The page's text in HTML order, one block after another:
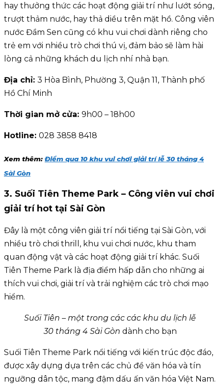
hay thưởng thức các hoạt động giải trí như lướt sóng,
trượt thảm nước, hay thả diều trên mặt hồ. Công viên
nước Đầm Sen cũng có khu vui chơi dành riêng cho
trẻ em với nhiều trò chơi thú vị, đảm bảo sẽ làm hài
lòng cả những khách du lịch nhí nhà bạn.
Địa chỉ: 3 Hòa Bình, Phường 3, Quận 11, Thành phố
Hồ Chí Minh
Thời gian mở cửa: 9h00 – 18h00
Hotline: 028 3858 8418
Xem thêm: Điểm qua 10 khu vui chơi giải trí lễ 30 tháng 4
Sài Gòn
3. Suối Tiên Theme Park – Công viên vui chơi
giải trí hot tại Sài Gòn
Đây là một công viên giải trí nổi tiếng tại Sài Gòn, với
nhiều trò chơi thrill, khu vui chơi nước, khu tham
quan động vật và các hoạt động giải trí khác. Suối
Tiên Theme Park là địa điểm hấp dẫn cho những ai
thích vui chơi, giải trí và trải nghiệm các trò chơi mạo
hiểm.
Suối Tiên – một trong các các khu du lịch lễ
30 tháng 4 Sài Gòn dành cho bạn
Suối Tiên Theme Park nổi tiếng với kiến trúc độc đáo,
được xây dựng dựa trên các chủ đề văn hóa và tín
ngưỡng dân tộc, mang đậm dấu ấn văn hóa Việt Nam.